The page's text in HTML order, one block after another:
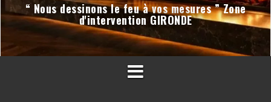
“ Nous dessinons le feu à vos mesures ” Zone
d'intervention GIRONDE